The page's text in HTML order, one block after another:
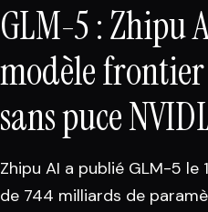
GLM-5 : Zhipu
modèle frontier
sans puce
Zhipu AI a publié GLM-5 le
de 744 milliards de